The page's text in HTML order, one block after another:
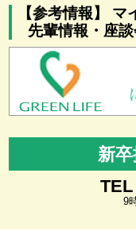
【参考情報】 マ
先輩情報・座談
新
TEL
9